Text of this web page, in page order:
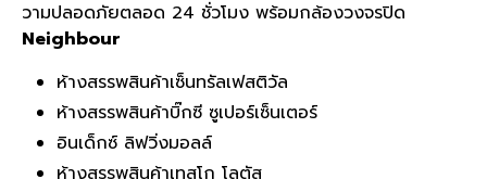
วามปลอดภัยตลอด 24 ชั่วโมง พร้อมกล้องวงจรปิด
Neighbour
ห้างสรรพสินค้าเซ็นทรัลเฟสติวัล
ห้างสรรพสินค้าบิ๊กซี ซูเปอร์เซ็นเตอร์
อินเด็กซ์ ลิฟวิ่งมอลล์
ห้างสรรพสินค้าเทสโก โลตัส